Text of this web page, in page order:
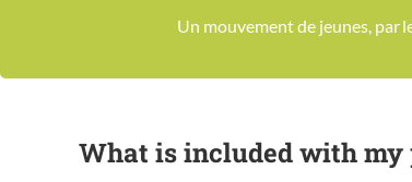
Un mouvement de jeunes, par
What is included with my